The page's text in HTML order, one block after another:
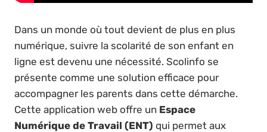
Dans un monde où tout devient de plus en plus
numérique, suivre la scolarité de son enfant en
ligne est devenu une nécessité. Scolinfo se
présente comme une solution efficace pour
accompagner les parents dans cette démarche.
Cette application web offre un Espace
Numérique de Travail (ENT) qui permet aux